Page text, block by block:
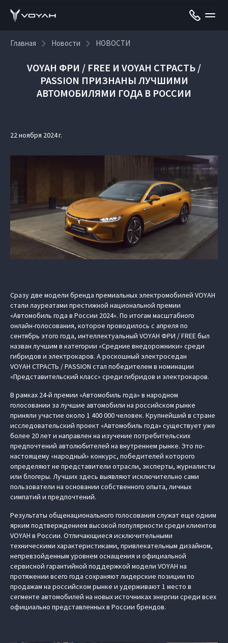
Главная Новости НОВОСТИ
VOYAH ФРИ / FREE И VOYAH СТРАСТЬ /
PASSION ПРИЗНАНЫ ЛУЧШИМИ
АВТОМОБИЛЯМИ ГОДА В РОССИИ
22 ноября 2024 г.
Сразу две модели бренда премиальных электромобилей VOYAH
стали лауреатами престижной национальной премии
«Автомобиль года в России 2024». По итогам масштабного
онлайн-голосования, которое проводилось с апреля по
сентябрь этого года, интеллектуальный VOYAH ФРИ / FREE был
назван лучшим в категории «Средние внедорожники» среди
гибридов и электрокаров. А роскошный электроседан
VOYAH СТРАСТЬ / PASSION стал победителем в номинации
«Представительский класс» среди гибридов и электрокаров.
В рамках 24-й премии «Автомобиль года» в народном
голосовании за лучшие автомобили на российском рынке
приняли участие около 1 400 000 человек. Крупнейший в стране
исследовательский проект «Автомобиль года» существует уже
более 20 лет и направлен на изучение потребительских
предпочтений автолюбителей на внутреннем рынке. Это по-
настоящему «народный» конкурс, победителей которого
определяют не представители отрасли, эксперты, журналисты
или блогеры. Лучших здесь выявляют исключительно сами
пользователи на основании собственного опыта, личных
симпатий и предпочтений.
Результаты общенационального голосования служат еще одним
ярким подтверждением высокой популярности среди клиентов
VOYAH в России. Отличающиеся исключительными
техническими характеристиками, привлекательным дизайном,
непревзойденным уровнем оснащения и официальной
сервисной гарантийной поддержкой модели VOYAH на
протяжении всего года сохраняют лидерские позиции по
продажам на российском рынке и удерживают 1 место в
сегменте автомобилей на новых источниках энергии среди всех
официально представленных в России брендов.